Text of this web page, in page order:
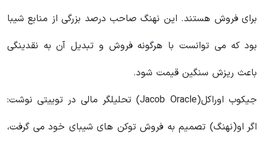
برای فروش هستند. این نهنگ صاحب درصد بزرگی از منابع شیبا
بود که می توانست با هرگونه فروش و تبدیل آن به نقدینگی
باعث ریزش سنگین قیمت شود.
جیکوب اوراکل(Jacob Oracle) تحلیلگر مالی در توییتی نوشت:
اگر او(نهنگ) تصمیم به فروش توکن های شیبای خود می گرفت،